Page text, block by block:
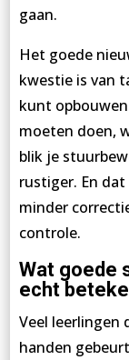
gaan.
Het goede
kwestie is van
kunt
moeten doen,
blik je
rustiger. En
minder
controle.
Wat goede
echt
Veel leerlingen
handen